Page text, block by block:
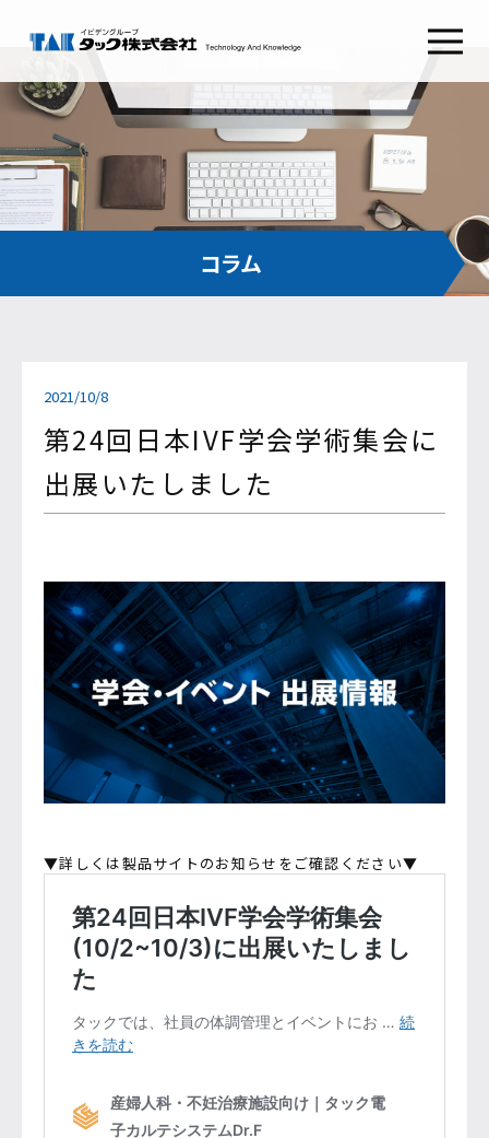
タックSecurePlatform
タック
ABOUT TAK
わたしたちの想い
経営理念
健康経営
会社概要
組織図
沿革
グループ会社
コラム
新卒採用
キャリア採用
コンタクト CONTACT
コラム
2021/10/8
第24回日本IVF学会学術集会に
出展いたしました
▼詳しくは製品サイトのお知らせをご確認ください▼